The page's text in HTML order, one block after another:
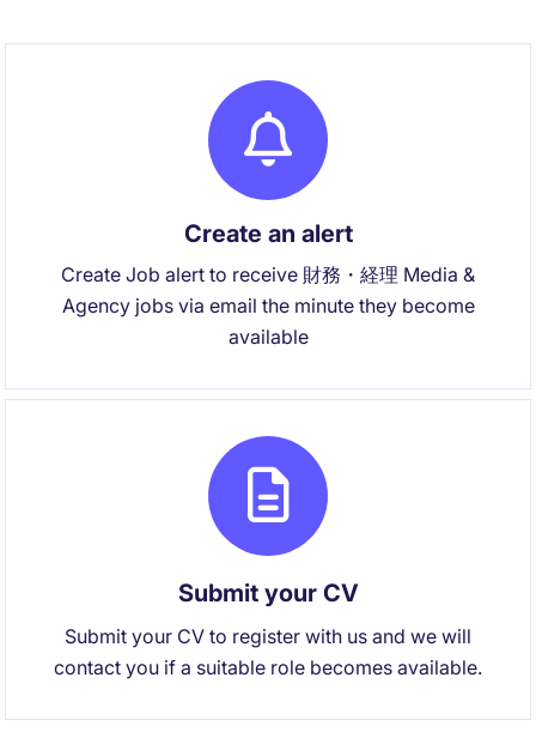
Create an alert
Create Job alert to receive 財務・経理 Media &
Agency jobs via email the minute they become
available
Submit your CV
Submit your CV to register with us and we will
contact you if a suitable role becomes available.